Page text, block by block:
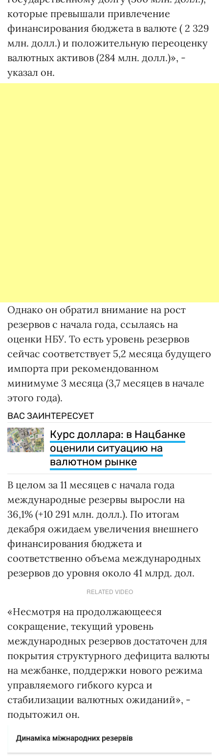
которые превышали привлечение
финансирования бюджета в валюте ( 2 329
млн. долл.) и положительную переоценку
валютных активов (284 млн. долл.)», -
указал он.
Однако он обратил внимание на рост
резервов с начала года, ссылаясь на
оценки НБУ. То есть уровень резервов
сейчас соответствует 5,2 месяца будущего
импорта при рекомендованном
минимуме 3 месяца (3,7 месяцев в начале
этого года).
ВАС ЗАИНТЕРЕСУЕТ
Курс доллара: в Нацбанке
оценили ситуацию на
валютном рынке
В целом за 11 месяцев с начала года
международные резервы выросли на
36,1% (+10 291 млн. долл.). По итогам
декабря ожидаем увеличения внешнего
финансирования бюджета и
соответственно объема международных
резервов до уровня около 41 млрд. дол.
RELATED VIDEO
«Несмотря на продолжающееся
сокращение, текущий уровень
международных резервов достаточен для
покрытия структурного дефицита валюты
на межбанке, поддержки нового режима
управляемого гибкого курса и
стабилизации валютных ожиданий», -
подытожил он.